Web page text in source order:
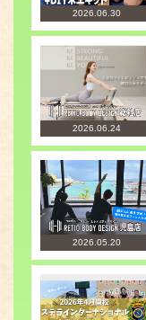
2026.06.30
2026.06.24
2026.05.20